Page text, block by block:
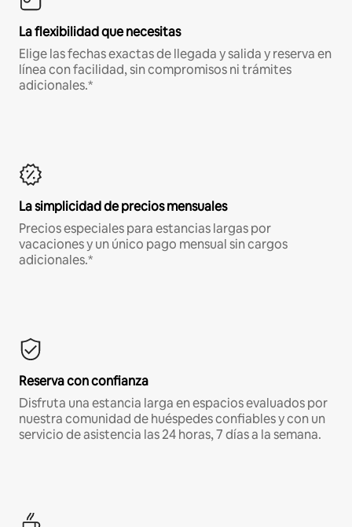
La flexibilidad que necesitas
Elige las fechas exactas de llegada y salida y reserva en
línea con facilidad, sin compromisos ni trámites
adicionales.*
La simplicidad de precios mensuales
Precios especiales para estancias largas por
vacaciones y un único pago mensual sin cargos
adicionales.*
Reserva con confianza
Disfruta una estancia larga en espacios evaluados por
nuestra comunidad de huéspedes confiables y con un
servicio de asistencia las 24 horas, 7 días a la semana.